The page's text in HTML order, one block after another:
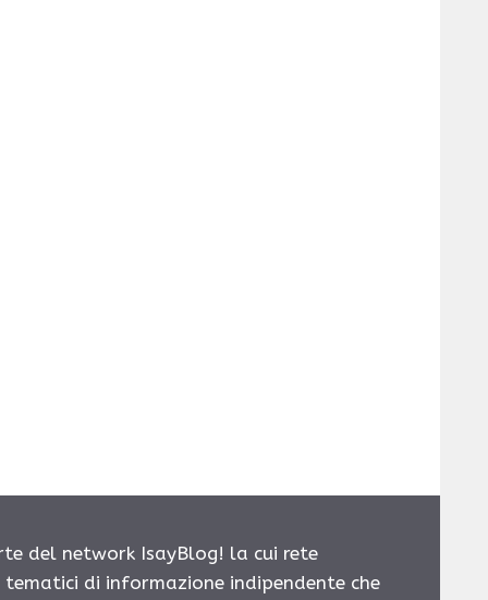
del network IsayBlog! la cui rete
di informazione indipendente che